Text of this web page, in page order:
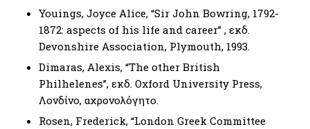
Youings, Joyce Alice, “Sir John Bowring, 1792-
1872: aspects of his life and career” , εκδ.
Devonshire Association, Plymouth, 1993.
Dimaras, Alexis, “The other British
Philhelenes’’, εκδ. Oxford University Press,
Λονδίνο, αχρονολόγητο.
Rosen, Frederick, “London Greek Committee